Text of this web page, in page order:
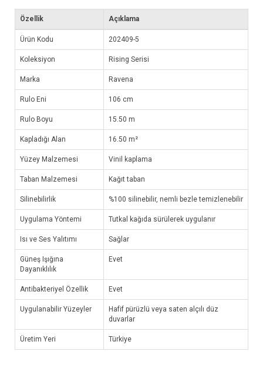
Özellik Açıklama
Ürün Kodu 202409-5
Koleksiyon Rising Serisi
Marka Ravena
Rulo Eni 106 cm
Rulo Boyu 15.50 m
Kapladığı Alan 16.50 m²
Yüzey Malzemesi Vinil kaplama
Taban Malzemesi Kağıt taban
Silinebilirlik %100 silinebilir, nemli bezle temizlenebilir
Uygulama Yöntemi Tutkal kağıda sürülerek uygulanır
Isı ve Ses Yalıtımı Sağlar
Güneş Işığına
Dayanıklılık
Evet
Antibakteriyel Özellik Evet
Uygulanabilir Yüzeyler
Hafif pürüzlü veya saten alçılı düz
duvarlar
Üretim Yeri Türkiye